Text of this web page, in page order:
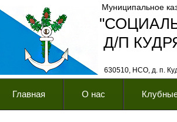
630510, НСО, д. п.
Муниципальное
Д/П
Главная О нас